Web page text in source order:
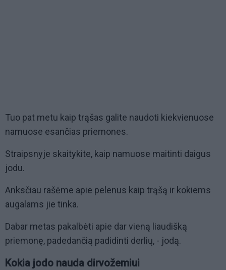
Tuo pat metu kaip trąšas galite naudoti kiekvienuose
namuose esančias priemones.
Straipsnyje skaitykite, kaip namuose maitinti daigus
jodu.
Anksčiau rašėme apie pelenus kaip trąšą ir kokiems
augalams jie tinka.
Dabar metas pakalbėti apie dar vieną liaudišką
priemonę, padedančią padidinti derlių, - jodą.
Kokia jodo nauda dirvožemiui